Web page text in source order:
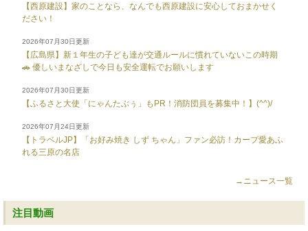
【西原建設】家のことなら、なんでも西原建設に安心しておまかせく
ださい！
2026年07月30日更新
【広島県】新１年生の子ども達が交通ルールに慣れていないこの時期
🚗 優しいまなざしで今日も安全運転でお願いします
2026年07月30日更新
【ふるさと大使「にゃんたぶぅ」もPR！消防団員を募集中！】(^^)/
2026年07月24日更新
【トラベルJP】「お好み焼き しず ちゃん」ファン必訪！カープ愛あふ
れる三原の名店
→ニュース一覧
注目動画